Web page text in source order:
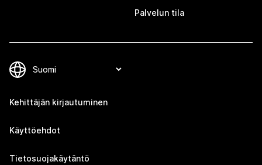
Palvelun tila
Kehittäjän kirjautuminen
Käyttöehdot
Tietosuojakäytäntö